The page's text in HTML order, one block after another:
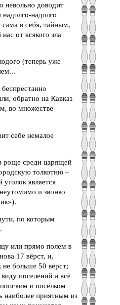
невольно доводит
надолго
сама в себя, тайным,
от всякого зла
(теперь уже
обратно на Кавказ
во множестве
себе немалое
роще среди царящей
толкотню –
является
и звонко
по которым
или прямо полем в
17 вёрст, и,
не больше 50 вёрст;
поселений и всё
и посёлком
наиболее приятным из